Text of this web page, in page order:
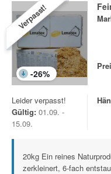
Verpasst!
-26%
Leider verpasst!
Gültig: 01.09. -
15.09.
20kg Ein reines
zerkleinert, 6-fach